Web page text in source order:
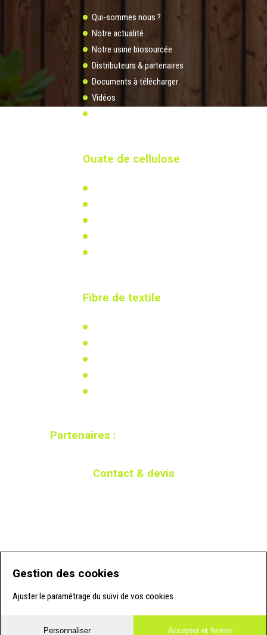
Qui-sommes nous ?
Notre actualité
Notre usine biosourcée
Distributeurs & partenaires
Documents à télécharger
Vidéos
Ouate de cellulose
Fibre de textile
Partenaires :
Contact & devis
Gestion des cookies
Ajuster le paramétrage du suivi de vos cookies
Personnaliser Accepter et fermer